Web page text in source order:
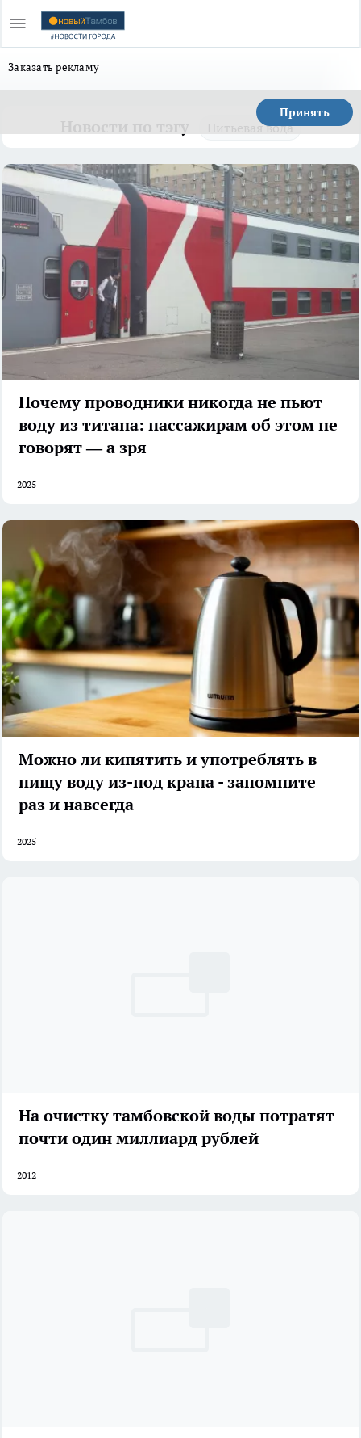
Заказать рекламу
Принять
Питьевая вода
Почему проводники никогда не пьют
воду из титана: пассажирам об этом не
говорят — а зря
2025
Можно ли кипятить и употреблять в
пищу воду из-под крана - запомните
раз и навсегда
2025
На очистку тамбовской воды потратят
почти один миллиард рублей
2012